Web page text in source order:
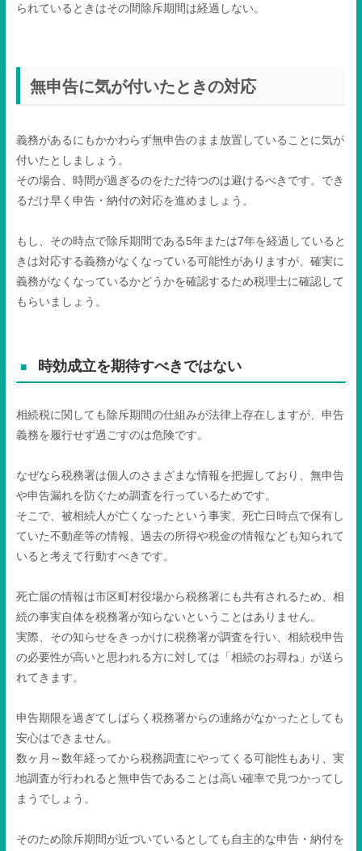
られているときはその間除斥期間は経過しない。
無申告に気が付いたときの対応
義務があるにもかかわらず無申告のまま放置していることに気が
付いたとしましょう。
その場合、時間が過ぎるのをただ待つのは避けるべきです。でき
るだけ早く申告・納付の対応を進めましょう。
もし、その時点で除斥期間である5年または7年を経過していると
きは対応する義務がなくなっている可能性がありますが、確実に
義務がなくなっているかどうかを確認するため税理士に確認して
もらいましょう。
時効成立を期待すべきではない
相続税に関しても除斥期間の仕組みが法律上存在しますが、申告
義務を履行せず過ごすのは危険です。
なぜなら税務署は個人のさまざまな情報を把握しており、無申告
や申告漏れを防ぐため調査を行っているためです。
そこで、被相続人が亡くなったという事実、死亡日時点で保有し
ていた不動産等の情報、過去の所得や税金の情報なども知られて
いると考えて行動すべきです。
死亡届の情報は市区町村役場から税務署にも共有されるため、相
続の事実自体を税務署が知らないということはありません。
実際、その知らせをきっかけに税務署が調査を行い、相続税申告
の必要性が高いと思われる方に対しては「相続のお尋ね」が送ら
れてきます。
申告期限を過ぎてしばらく税務署からの連絡がなかったとしても
安心はできません。
数ヶ月～数年経ってから税務調査にやってくる可能性もあり、実
地調査が行われると無申告であることは高い確率で見つかってし
まうでしょう。
そのため除斥期間が近づいているとしても自主的な申告・納付を